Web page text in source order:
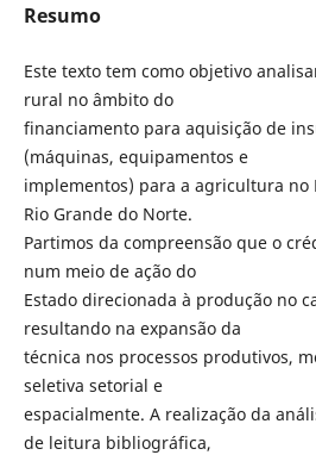
Resumo
Este texto tem como objetivo
rural no âmbito do
financiamento para aquisição de
(máquinas, equipamentos e
implementos) para a agricultura no
Rio Grande do Norte.
Partimos da compreensão que o
num meio de ação do
Estado direcionada à produção no
resultando na expansão da
técnica nos processos produtivos,
seletiva setorial e
espacialmente. A realização da
de leitura bibliográfica,